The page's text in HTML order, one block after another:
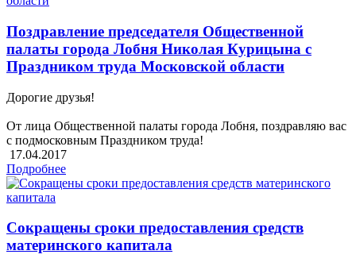
Поздравление председателя Общественной
палаты города Лобня Николая Курицына с
Праздником труда Московской области
Дорогие друзья!
От лица Общественной палаты города Лобня, поздравляю вас
с подмосковным Праздником труда!
17.04.2017
Подробнее
Сокращены сроки предоставления средств
материнского капитала